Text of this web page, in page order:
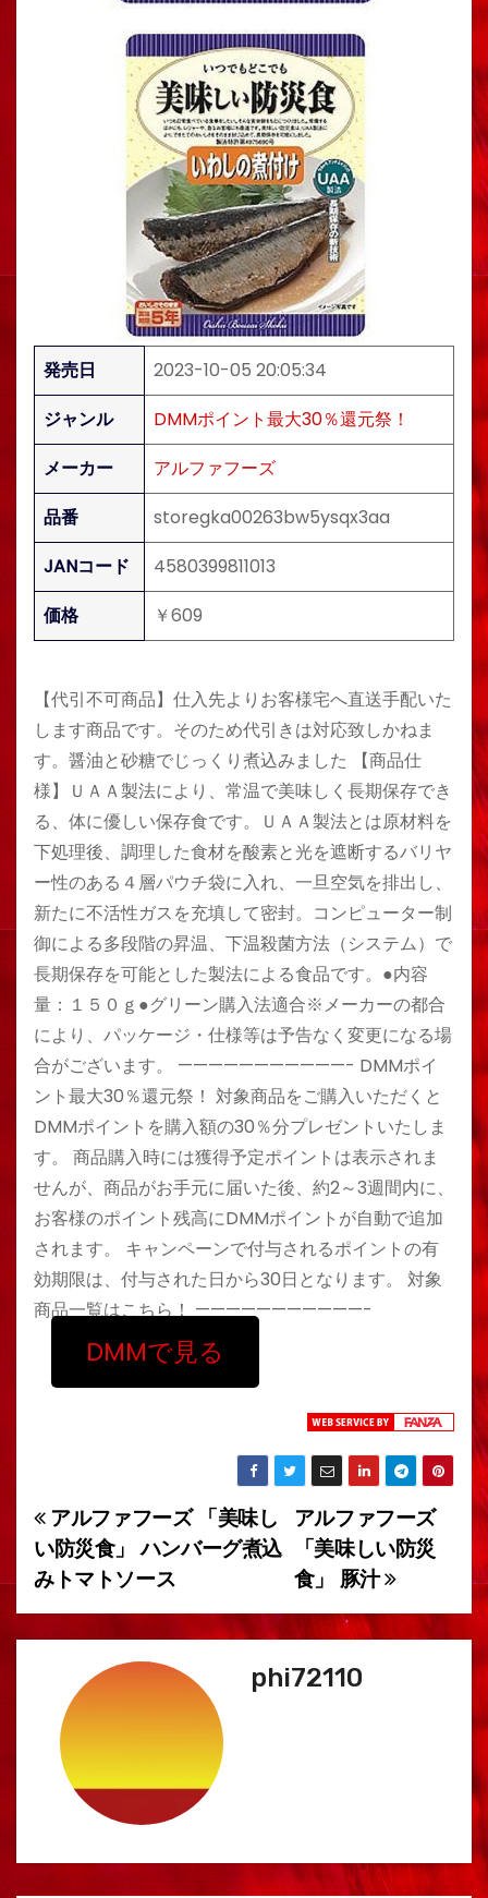
発売日
2023-10-05 20:05:34
ジャンル
DMMポイント最大30％還元祭！
メーカー
アルファフーズ
品番
storegka00263bw5ysqx3aa
JANコード
4580399811013
価格
￥609
【代引不可商品】仕入先よりお客様宅へ直送手配いた
します商品です。そのため代引きは対応致しかねま
す。醤油と砂糖でじっくり煮込みました 【商品仕
様】ＵＡＡ製法により、常温で美味しく長期保存でき
る、体に優しい保存食です。ＵＡＡ製法とは原材料を
下処理後、調理した食材を酸素と光を遮断するバリヤ
ー性のある４層パウチ袋に入れ、一旦空気を排出し、
新たに不活性ガスを充填して密封。コンピューター制
御による多段階の昇温、下温殺菌方法（システム）で
長期保存を可能とした製法による食品です。●内容
量：１５０ｇ●グリーン購入法適合※メーカーの都合
により、パッケージ・仕様等は予告なく変更になる場
合がございます。 ———————————- DMMポイ
ント最大30％還元祭！ 対象商品をご購入いただくと
DMMポイントを購入額の30％分プレゼントいたしま
す。 商品購入時には獲得予定ポイントは表示されま
せんが、商品がお手元に届いた後、約2～3週間内に、
お客様のポイント残高にDMMポイントが自動で追加
されます。 キャンペーンで付与されるポイントの有
効期限は、付与された日から30日となります。 対象
商品一覧はこちら！ ———————————-
DMMで見る
投
稿
ナ
ゲ
ー
アルファフーズ
「美味しい防災
食」 豚汁
アルファフーズ 「美味し
い防災食」 ハンバーグ煮込
みトマトソース
phi72110